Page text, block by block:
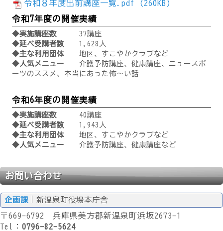
令和８年度出前講座一覧.pdf (260KB)
令和7年度の開催実績
◆実施講座数 37講座
◆延べ受講者数 1,628人
◆主な利用団体 地区、すこやかクラブなど
◆人気メニュー 介護予防講座、健康講座、ニュースポ
ーツのススメ、本当にあった怖～い話
令和6年度の開催実績
◆実施講座数 40講座
◆延べ受講者数 1,943人
◆主な利用団体 地区、すこやかクラブなど
◆人気メニュー 介護予防講座、健康講座など
お問い合わせ
企画課 ｜新温泉町役場本庁舎
〒669-6792 兵庫県美方郡新温泉町浜坂2673-1
Tel： 0796-82-5624